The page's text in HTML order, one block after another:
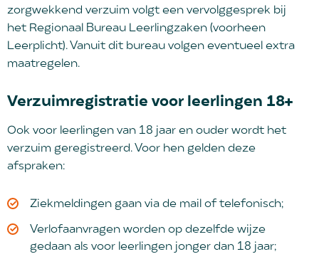
zorgwekkend verzuim volgt een vervolggesprek bij
het Regionaal Bureau Leerlingzaken (voorheen
Leerplicht). Vanuit dit bureau volgen eventueel extra
maatregelen.
Verzuimregistratie voor leerlingen 18+
Ook voor leerlingen van 18 jaar en ouder wordt het
verzuim geregistreerd. Voor hen gelden deze
afspraken:
Ziekmeldingen gaan via de mail of telefonisch;
Verlofaanvragen worden op dezelfde wijze
gedaan als voor leerlingen jonger dan 18 jaar;